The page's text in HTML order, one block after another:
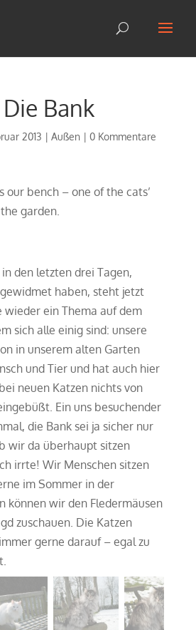
Bank
2013 | Außen| 0 Kommentare
our bench – one of the cats’
garden.
den letzten drei Tagen,
haben, steht jetzt
wieder ein Thema auf dem
sich alle einig sind: unsere
in unserem alten Garten
und Tier und hat auch hier
neuen Katzen nichts von
Ein uns besuchender
die Bank sei ja sicher nur
wir da überhaupt sitzen
irrte! Wir Menschen sitzen
im Sommer in der
können wir den Fledermäusen
zuschauen. Die Katzen
gerne darauf – egal zu